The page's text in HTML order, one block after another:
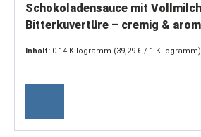
Schokoladensauce mit
Bitterkuvertüre – cremig &
Inhalt: 0.14 Kilogramm (39,29 € / 1 Kilogramm)